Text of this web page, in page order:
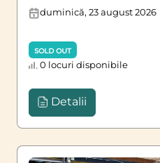
duminică, 23 august 2026
SOLD OUT
0 locuri disponibile
Detalii